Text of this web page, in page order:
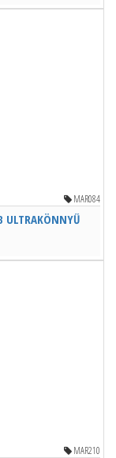
MAR084
ULTRAKÖNNYŰ
MAR210